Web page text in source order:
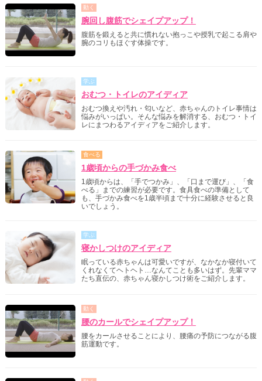
動く
腕回し腹筋でシェイプアップ！
腹筋を鍛えると共に慣れない抱っこや授乳で起こる肩や
腕のコリもほぐす体操です。
学ぶ
おむつ・トイレのアイディア
おむつ換えや汚れ・匂いなど、赤ちゃんのトイレ事情は
悩みがいっぱい。そんな悩みを解消する、おむつ・トイ
レにまつわるアイディアをご紹介します。
食べる
1歳頃からの手づかみ食べ
1歳頃からは、「手でつかみ」、「口まで運び」、「食
べる」までの練習が必要です。食具食べの準備として
も、手づかみ食べを1歳半頃まで十分に経験させると良
いでしょう。
学ぶ
寝かしつけのアイディア
眠っている赤ちゃんは可愛いですが、なかなか寝付いて
くれなくてヘトヘト…なんてことも多いはず。先輩ママ
たち直伝の、赤ちゃん寝かしつけ術をご紹介します。
動く
腰のカールでシェイプアップ！
腰をカールさせることにより、腰痛の予防につながる腹
筋運動です。